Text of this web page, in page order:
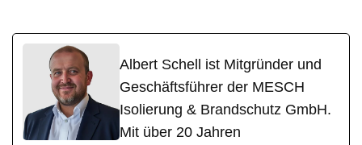
Albert Schell ist Mitgründer und
Geschäftsführer der MESCH
Isolierung & Brandschutz GmbH.
Mit über 20 Jahren